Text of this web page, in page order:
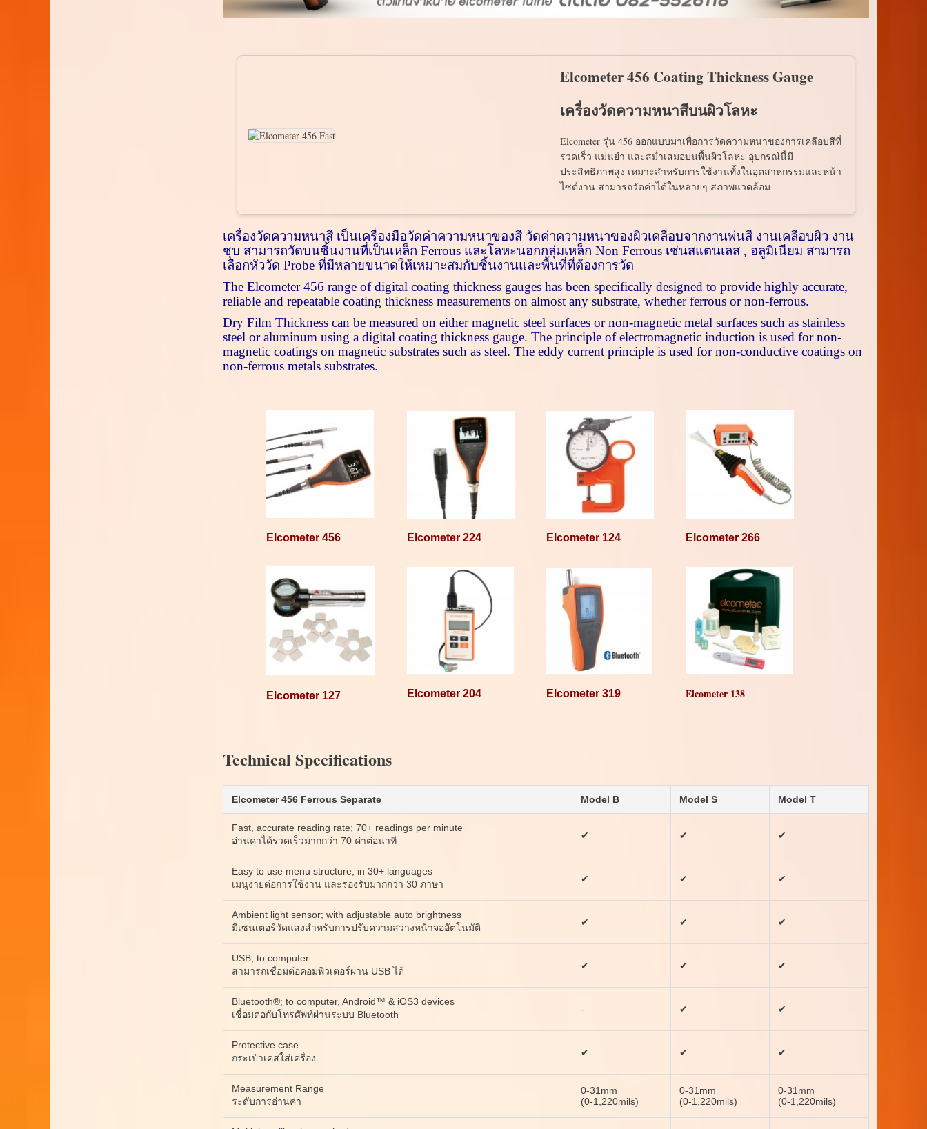
Elcometer 456 Coating Thickness Gauge
เครื่องวัดความหนาสีบนผิวโลหะ
Elcometer รุ่น 456 ออกแบบมาเพื่อการวัดความหนาของการเคลือบสีที่
รวดเร็ว แม่นยำ และสม่ำเสมอบนพื้นผิวโลหะ อุปกรณ์นี้มี
ประสิทธิภาพสูง เหมาะสำหรับการใช้งานทั้งในอุตสาหกรรมและหน้า
ไซต์งาน สามารถวัดค่าได้ในหลายๆ สภาพแวดล้อม
เครื่องวัดความหนาสี เป็นเครื่องมือวัดค่าความหนาของสี วัดค่าความหนาของผิวเคลือบจากงานพ่นสี งานเคลือบผิว งาน
ชุบ สามารถวัดบนชิ้นงานที่เป็นเหล็ก Ferrous และโลหะนอกกลุ่มเหล็ก Non Ferrous เช่นสแตนเลส , อลูมิเนียม สามารถ
เลือกหัววัด Probe ที่มีหลายขนาดให้เหมาะสมกับชิ้นงานและพื้นที่ที่ต้องการวัด
The Elcometer 456 range of digital coating thickness gauges has been specifically designed to provide highly accurate,
reliable and repeatable coating thickness measurements on almost any substrate, whether ferrous or non-ferrous.
Dry Film Thickness can be measured on either magnetic steel surfaces or non-magnetic metal surfaces such as stainless
steel or aluminum using a digital coating thickness gauge. The principle of electromagnetic induction is used for non-
magnetic coatings on magnetic substrates such as steel. The eddy current principle is used for non-conductive coatings on
non-ferrous metals substrates.
Elcometer 456 Elcometer 224 Elcometer 124 Elcometer 266
Elcometer 127 Elcometer 204 Elcometer 319 Elcometer 138
Technical Specifications
Elcometer 456 Ferrous Separate Model B Model S Model T
Fast, accurate reading rate; 70+ readings per minute
อ่านค่าได้รวดเร็วมากกว่า 70 ค่าต่อนาที
✔ ✔ ✔
Easy to use menu structure; in 30+ languages
เมนูง่ายต่อการใช้งาน และรองรับมากกว่า 30 ภาษา
✔ ✔ ✔
Ambient light sensor; with adjustable auto brightness
มีเซนเตอร์วัดแสงสำหรับการปรับความสว่างหน้าจออัตโนมัติ
✔ ✔ ✔
USB; to computer
สามารถเชื่อมต่อคอมพิวเตอร์ผ่าน USB ได้
✔ ✔ ✔
Bluetooth®; to computer, Android™ & iOS3 devices
เชื่อมต่อกับโทรศัพท์ผ่านระบบ Bluetooth
- ✔ ✔
Protective case
กระเป๋าเคสใส่เครื่อง
✔ ✔ ✔
Measurement Range
ระดับการอ่านค่า
0-31mm
(0-1,220mils)
0-31mm
(0-1,220mils)
0-31mm
(0-1,220mils)